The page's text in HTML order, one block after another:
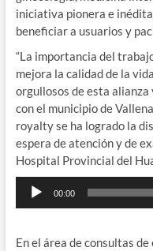
iniciativa pionera e
beneficiar a usuarios y
“La importancia del
mejora la calidad de la
orgullosos de esta
con el municipio de
royalty se ha logrado la
espera de atención y de
Hospital Provincial del
Reproductor
00:00
En el área de consultas